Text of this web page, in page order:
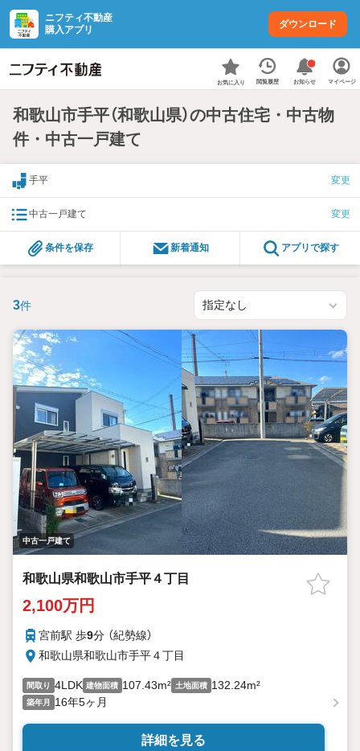
ニフティ不動産
購入アプリ
ダウンロード
お気に入り 閲覧履歴 お知らせ マイページ
和歌山市手平（和歌山県）の中古住宅・中古物
件・中古一戸建て
手平 変更
中古一戸建て 変更
条件を保存 新着通知 アプリで探す
3件
中古一戸建て
和歌山県和歌山市手平４丁目
2,100万円
宮前駅 歩9分 （紀勢線）
和歌山県和歌山市手平４丁目
間取り 4LDK 建物面積 107.43m² 土地面積 132.24m²
築年月 16年5ヶ月
詳細を見る